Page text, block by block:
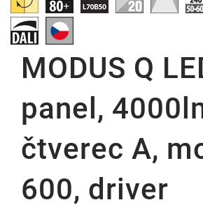
MODUS Q
panel,
čtverec A,
600, driver